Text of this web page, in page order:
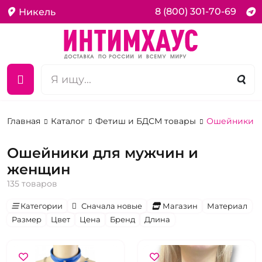
Никель 8 (800) 301-70-69
Главная Каталог Фетиш и БДСМ товары Ошейники
Ошейники для мужчин и
женщин
135 товаров
Категории Сначала новые Магазин
Материал
Размер
Цвет Цена Бренд Длина